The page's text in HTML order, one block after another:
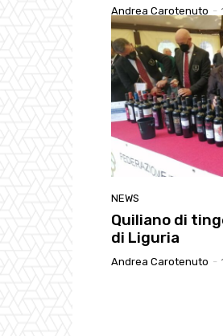
Andrea Carotenuto -
NEWS
Quiliano di
di Liguria
Andrea Carotenuto -